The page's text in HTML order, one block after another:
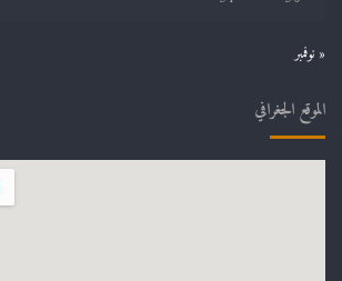
« نوفمبر
الموقع الجغرافي